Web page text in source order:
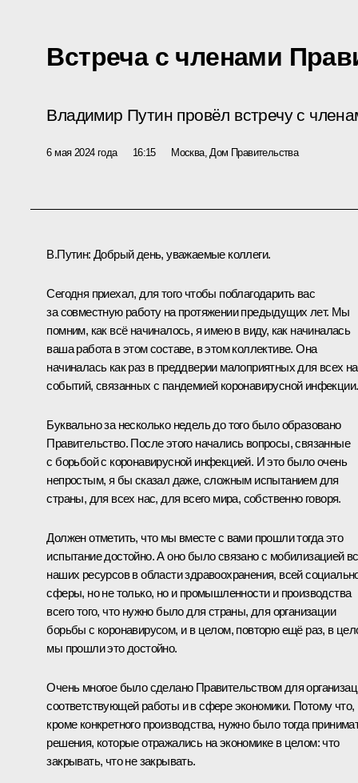
Встреча с членами
Владимир Путин провёл встречу с
6 мая 2024 года 16:15 Москва, Дом Правительства
В.Путин: Добрый день, уважаемые коллеги.
Сегодня приехал, для того чтобы поблагодарить вас
за совместную работу на протяжении предыдущих лет. Мы
помним, как всё начиналось, я имею в виду, как начиналась
ваша работа в этом составе, в этом коллективе. Она
начиналась как раз в преддверии малоприятных для всех
событий, связанных с пандемией коронавирусной инфекции.
Буквально за несколько недель до того было образовано
Правительство. После этого начались вопросы, связанные
с борьбой с коронавирусной инфекцией. И это было очень
непростым, я бы сказал даже, сложным испытанием для
страны, для всех нас, для всего мира, собственно говоря.
Должен отметить, что мы вместе с вами прошли тогда это
испытание достойно. А оно было связано с мобилизацией
наших ресурсов в области здравоохранения, всей
сферы, но не только, но и промышленности и производства
всего того, что нужно было для страны, для организации
борьбы с коронавирусом, и в целом, повторю ещё раз, в
мы прошли это достойно.
Очень многое было сделано Правительством для
соответствующей работы и в сфере экономики. Потому что,
кроме конкретного производства, нужно было тогда
решения, которые отражались на экономике в целом: что
закрывать, что не закрывать.